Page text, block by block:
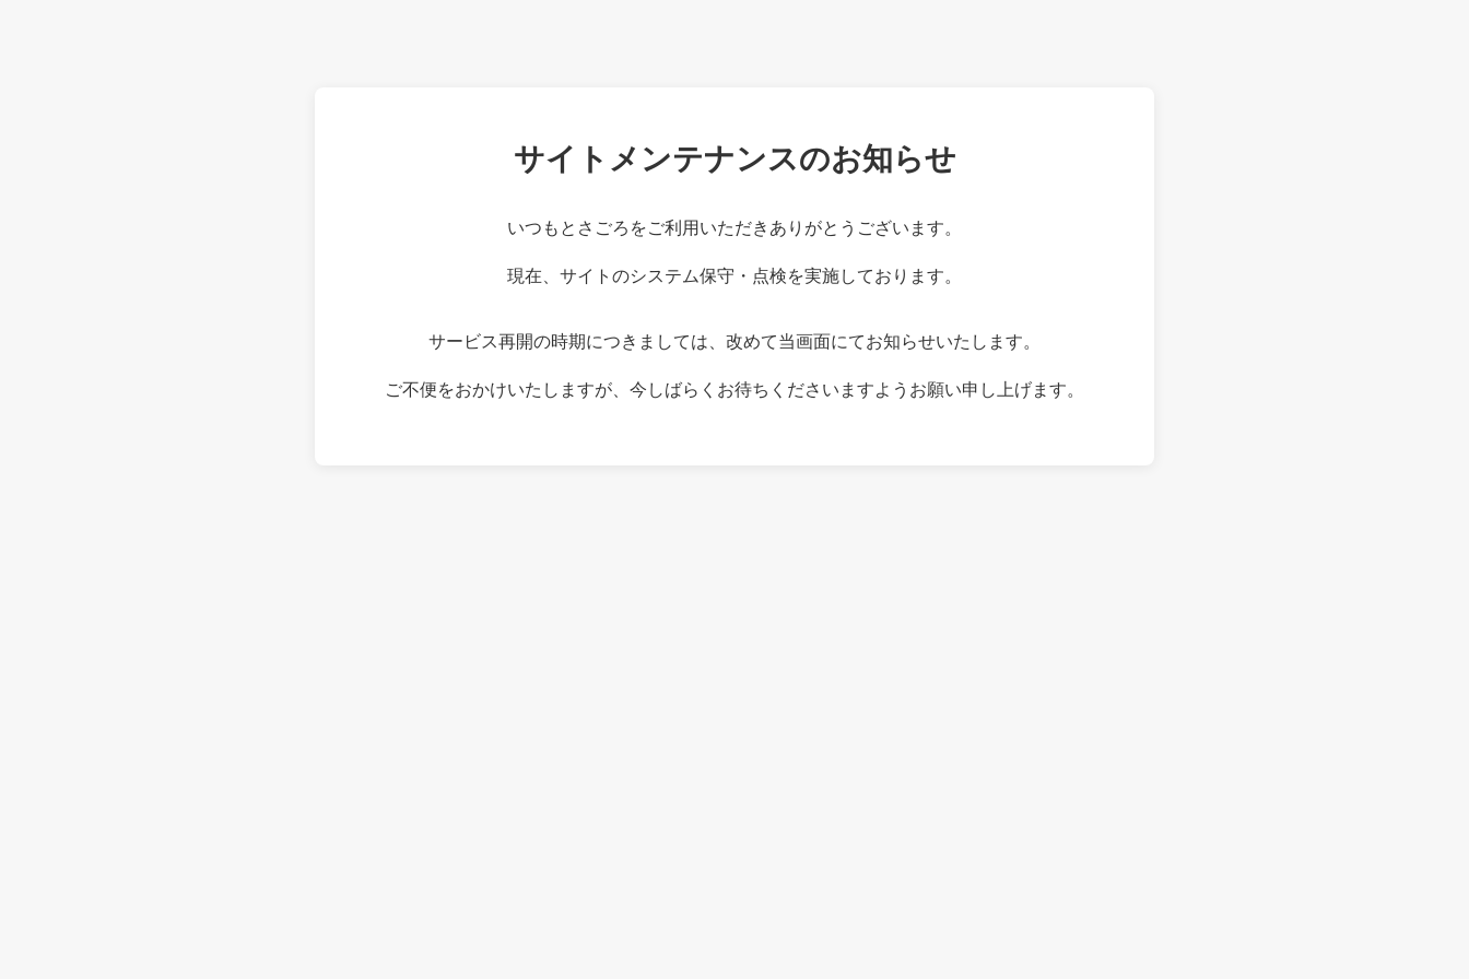
サイトメンテナンスのお知らせ
いつもとさごろをご利用いただきありがとうございます。
現在、サイトのシステム保守・点検を実施しております。
サービス再開の時期につきましては、改めて当画面にてお知らせいたします。
ご不便をおかけいたしますが、今しばらくお待ちくださいますようお願い申し上げます。